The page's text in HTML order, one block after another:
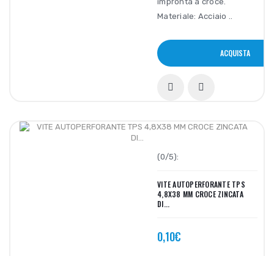
Materiale: Acciaio ..
ACQUISTA
(0/5):
VITE AUTOPERFORANTE TPS
4,8X38 MM CROCE ZINCATA
DI...
0,10€